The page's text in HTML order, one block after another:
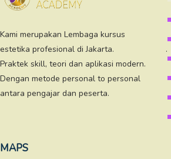
Kami merupakan Lembaga kursus
estetika profesional di Jakarta. .
Praktek skill, teori dan aplikasi modern.
Dengan metode personal to personal
antara pengajar dan peserta.
MAPS